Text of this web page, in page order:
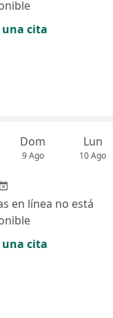
cita
Dom
9 Ago
Lun
10 Ago
en línea no está
cita